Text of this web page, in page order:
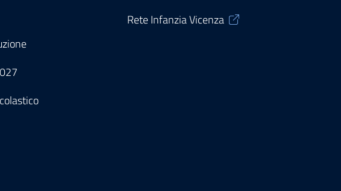
Rete Infanzia Vicenza